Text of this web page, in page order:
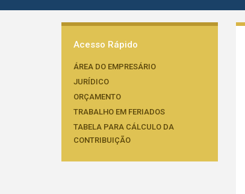
Acesso Rápido
ÁREA DO EMPRESÁRIO
JURÍDICO
ORÇAMENTO
TRABALHO EM FERIADOS
TABELA PARA CÁLCULO DA
CONTRIBUIÇÃO